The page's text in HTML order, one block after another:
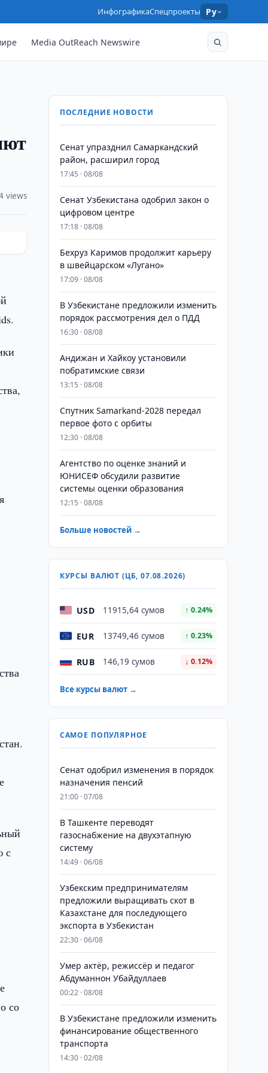
ИнфографикаСпецпроекты Ру
Media OutReach Newswire
views
с
со
ПОСЛЕДНИЕ НОВОСТИ
Сенат упразднил Самаркандский
район, расширил город
17:45 · 08/08
Сенат Узбекистана одобрил закон о
цифровом центре
17:18 · 08/08
Бехруз Каримов продолжит карьеру
в швейцарском «Лугано»
17:09 · 08/08
В Узбекистане предложили изменить
порядок рассмотрения дел о ПДД
16:30 · 08/08
Андижан и Хайкоу установили
побратимские связи
13:15 · 08/08
Спутник Samarkand-2028 передал
первое фото с орбиты
12:30 · 08/08
Агентство по оценке знаний и
ЮНИСЕФ обсудили развитие
системы оценки образования
12:15 · 08/08
Больше новостей →
КУРСЫ ВАЛЮТ (ЦБ, 07.08.2026)
USD 11915,64 сумов ↑ 0.24%
EUR 13749,46 сумов ↑ 0.23%
RUB 146,19 сумов ↓ 0.12%
Все курсы валют →
САМОЕ ПОПУЛЯРНОЕ
Сенат одобрил изменения в порядок
назначения пенсий
21:00 · 07/08
В Ташкенте переводят
газоснабжение на двухэтапную
систему
14:49 · 06/08
Узбекским предпринимателям
предложили выращивать скот в
Казахстане для последующего
экспорта в Узбекистан
22:30 · 06/08
Умер актёр, режиссёр и педагог
Абдуманнон Убайдуллаев
00:22 · 08/08
В Узбекистане предложили изменить
финансирование общественного
транспорта
14:30 · 02/08